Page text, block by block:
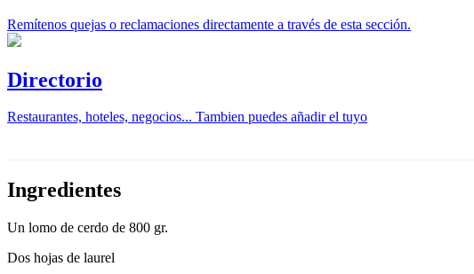
Remítenos quejas o reclamaciones directamente a través de esta sección.
Directorio
Restaurantes, hoteles, negocios... Tambien puedes añadir el tuyo
Ingredientes
Un lomo de cerdo de 800 gr.
Dos hojas de laurel